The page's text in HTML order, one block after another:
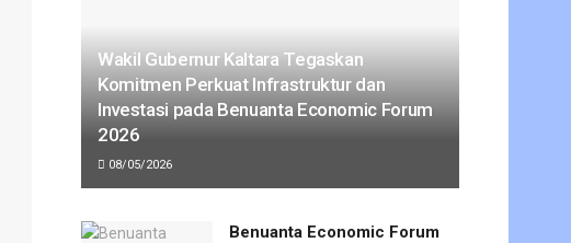
Wakil Gubernur Kaltara Tegaskan
Komitmen Perkuat Infrastruktur dan
Investasi pada Benuanta Economic Forum
2026
08/05/2026
Benuanta Economic Forum